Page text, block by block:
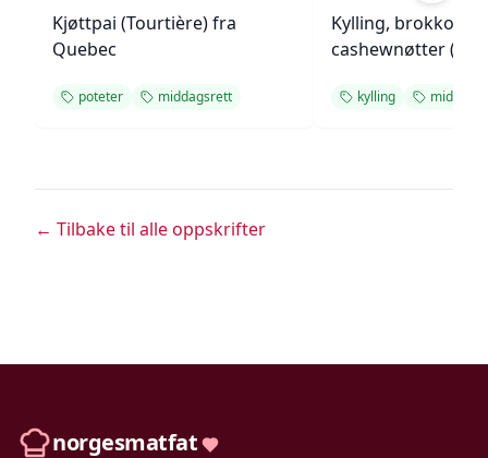
Kjøttpai (Tourtière) fra
Quebec
poteter middagsrett
Kylling, brokkoli og
cashewnøtter
kylling
← Tilbake til alle oppskrifter
norgesmatfat